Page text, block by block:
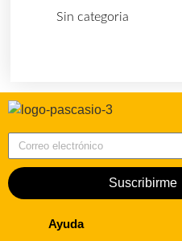
Sin categoria
Suscribirme
Ayuda